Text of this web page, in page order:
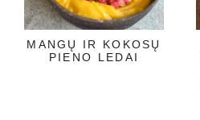
MANGŲ IR KOKOSŲ
PIENO LEDAI